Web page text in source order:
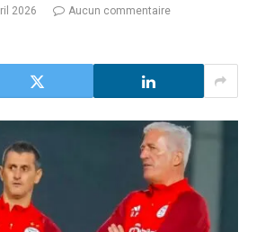
2026
Aucun commentaire